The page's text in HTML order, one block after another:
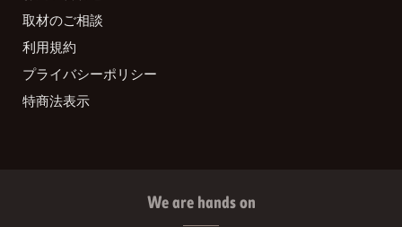
取材のご相談
利用規約
プライバシーポリシー
特商法表示
We are hands on